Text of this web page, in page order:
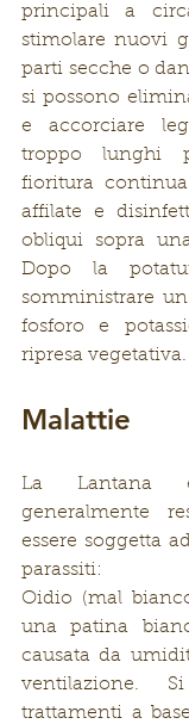
principali a
stimolare nuovi
parti secche o
si possono
e accorciare
troppo lunghi
fioritura
affilate e
obliqui sopra
Dopo la
somministrare
fosforo e
ripresa vegetativa.
Malattie
La Lantana
generalmente
essere soggetta
parassiti:
Oidio (mal
una patina
causata da
ventilazione.
trattamenti a